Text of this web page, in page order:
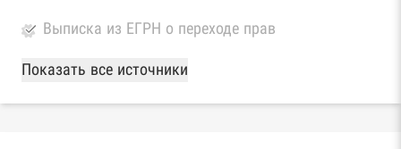
Выписка из ЕГРН о переходе прав
База Росстата
Реестры ЕГРЮЛ и ЕГРИП Федеральной
Показать все источники